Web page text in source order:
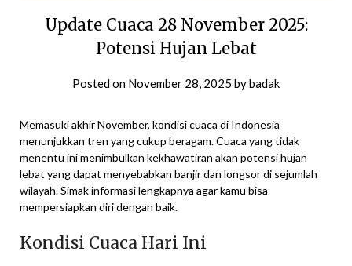
Update Cuaca 28 November 2025:
Potensi Hujan Lebat
Posted on November 28, 2025 bybadak
Memasuki akhir November, kondisi cuaca di Indonesia
menunjukkan tren yang cukup beragam. Cuaca yang tidak
menentu ini menimbulkan kekhawatiran akan potensi hujan
lebat yang dapat menyebabkan banjir dan longsor di sejumlah
wilayah. Simak informasi lengkapnya agar kamu bisa
mempersiapkan diri dengan baik.
Kondisi Cuaca Hari Ini